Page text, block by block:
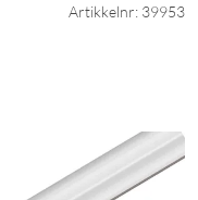
Artikkelnr: 39953